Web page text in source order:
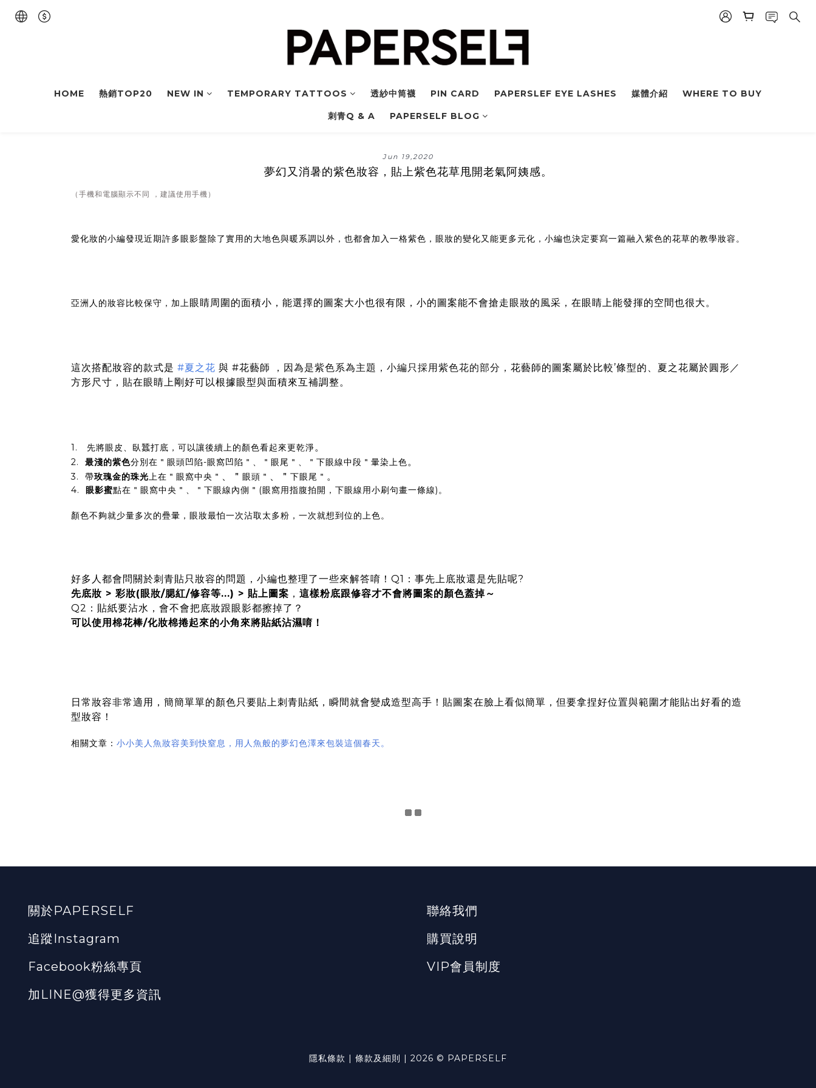
HOME 熱銷TOP20 NEW IN TEMPORARY TATTOOS 透紗中筒襪 PIN CARD PAPERSLEF EYE LASHES 媒體介紹 WHERE TO BUY
刺青Q & A PAPERSELF BLOG
Jun 19,2020
夢幻又消暑的紫色妝容，貼上紫色花草甩開老氣阿姨感。
（手機和電腦顯示不同 ，建議使用手機）
愛化妝的小編發現近期許多眼影盤除了實用的大地色與暖系調以外，也都會加入一格紫色，眼妝的變化又能更多元化，小編也決定要寫一篇融入紫色的花草的教學妝容。
亞洲人的妝容比較保守，加上眼睛周圍的面積小， 能選擇的圖案大小也很有限，小的圖案能不會搶走眼妝的風采，在眼睛上能發揮的空間也很大。
這次搭配妝容的款式是 #夏之花 與 #花藝師 ，因為是紫色系為主題，小編只採用紫色花的部分， 花藝師的圖案屬於比較’條型的、夏之花屬於圓形／
方形尺寸，貼在眼睛上剛好可以根據眼型與面積來互補調整。
1. 先將眼皮、臥蠶打底，可以讓後續上的顏色看起來更乾淨。
2. 最淺的紫色分別在＂眼頭凹陷-眼窩凹陷＂、＂眼尾＂、＂下眼線中段＂暈染上色。
3. 帶玫瑰金的珠光 上在＂眼窩中央＂ 、＂ 眼頭＂ 、＂ 下眼尾＂ 。
4. 眼影蜜點在＂眼窩中央＂、＂下眼線內側＂(眼窩用指腹拍開，下眼線用小刷句畫一條線)。
顏色不夠就少量多次的疊暈，眼妝最怕一次沾取太多粉，一次就想到位的上色。
好多人都會問關於刺青貼只妝容的問題，小編也整理了一些來解答唷！Q1：事先上底妝還是先貼呢?
先底妝 > 彩妝(眼妝/腮紅/修容等...) > 貼上圖案 ， 這樣粉底跟修容才不會將圖案的顏色蓋掉～
Q2：貼紙要沾水，會不會把底妝跟眼影都擦掉了？
可以使用棉花棒/化妝棉捲起來的小角來將貼紙沾濕唷！
日常妝容非常適用，簡簡單單的顏色只要貼上刺青貼紙，瞬間就會變成造型高手！貼圖案在臉上看似簡單，但要拿捏好位置與範圍才能貼出好看的造
型妝容！
相關文章： 小小美人魚妝容美到快窒息，用人魚般的夢幻色澤來包裝這個春天。
關於PAPERSELF
追蹤Instagram
Facebook粉絲專頁
加LINE@獲得更多資訊
聯絡我們
購買說明
VIP會員制度
隱私條款 | 條款及細則 | 2026 © PAPERSELF